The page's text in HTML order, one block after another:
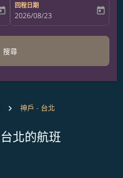
aria-label
回程日期
fc-booking-return-date-aria-label
2026/08/23 today
搜尋
神戶 - 台北
北的航班